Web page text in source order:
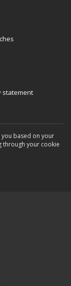
statement
you based on your
through your cookie